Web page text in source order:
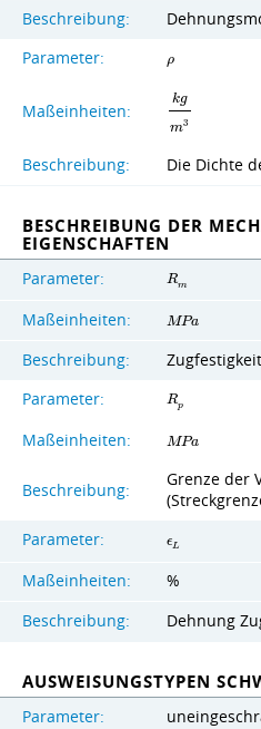
Beschreibung:
Parameter:
ρ
Maßeinheiten:
kg
m3
Beschreibung: Die Dichte
BESCHREIBUNG DER
EIGENSCHAFTEN
Parameter: Rm
Maßeinheiten: MPa
Beschreibung:
Zugfestigkeit
Parameter:
Rp
Maßeinheiten: MPa
Beschreibung:
Grenze der
Parameter:
ϵL
Maßeinheiten:
%
Beschreibung:
Dehnung
AUSWEISUNGSTYPEN
Parameter: